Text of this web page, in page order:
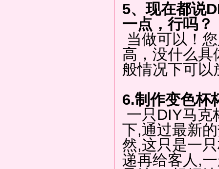
5、现在都说
一点，行吗？
当做可以！
高，没什么具
般情况下可
6.制作变色杯
一只DIY马克
下,通过最新
然,这只是一
递再给客人,